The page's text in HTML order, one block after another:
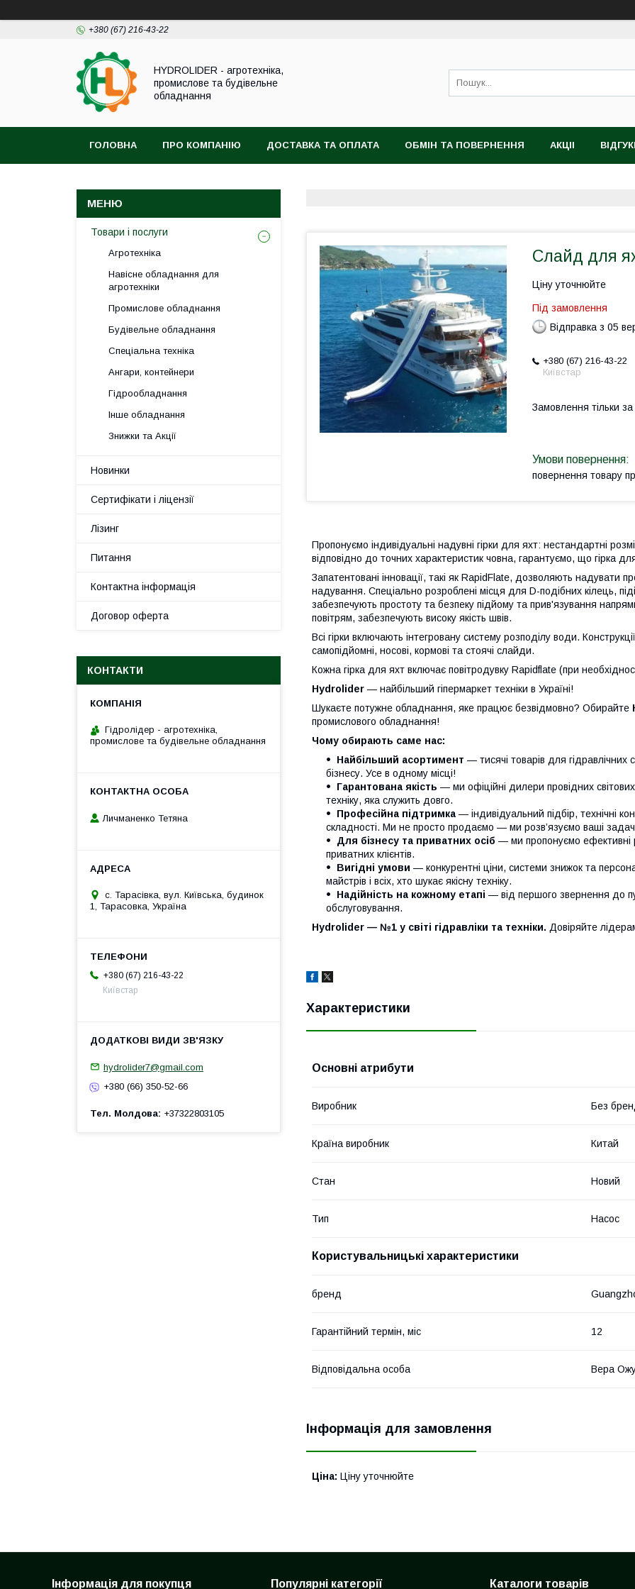
+380 (67) 216-43-22
HYDROLIDER - агротехніка,
промислове та будівельне
обладнання
ГОЛОВНА ПРО КОМПАНІЮ ДОСТАВКА ТА ОПЛАТА ОБМІН ТА ПОВЕРНЕННЯ АКЦІІ
Слайд для
Ціну уточнюйте
Під замовлення
Відправка з 05
+380 (67) 216-43-22
Київстар
Замовлення тільки
повернення товару
Пропонуємо індивідуальні надувні гірки для яхт: нестандартні
відповідно до точних характеристик човна, гарантуємо, що гірка
Запатентовані інновації, такі як RapidFlate, дозволяють надувати
надування. Спеціально розроблені місця для D-подібних кілець,
забезпечують простоту та безпеку підйому та прив'язування
повітрям, забезпечують високу якість швів.
Всі гірки включають інтегровану систему розподілу води.
самопідйомні, носові, кормові та стоячі слайди.
Кожна гірка для яхт включає повітродувку Rapidflate (при
Hydrolider — найбільший гіпермаркет техніки в Україні!
Шукаєте потужне обладнання, яке працює безвідмовно? Обирайте
промислового обладнання!
Чому обирають саме нас:
Найбільший асортимент — тисячі товарів для гідравлічних
бізнесу. Усе в одному місці!
Гарантована якість — ми офіційні дилери провідних
техніку, яка служить довго.
Професійна підтримка — індивідуальний підбір, технічні
складності. Ми не просто продаємо — ми розв’язуємо ваші
Для бізнесу та приватних осіб — ми пропонуємо ефективні
приватних клієнтів.
Вигідні умови — конкурентні ціни, системи знижок та
майстрів і всіх, хто шукає якісну техніку.
Надійність на кожному етапі — від першого звернення до
обслуговування.
Hydrolider — №1 у світі гідравліки та техніки. Довіряйте
Характеристики
Основні атрибути
Виробник Без
Країна виробник Китай
Стан Новий
Тип Насос
Користувальницькі характеристики
бренд
Гарантійний термін, міс 12
Відповідальна особа Вера
Інформація для замовлення
Ціна: Ціну уточнюйте
Товари і послуги
Агротехніка
Навісне обладнання для
агротехніки
Промислове обладнання
Будівельне обладнання
Спеціальна техніка
Ангари, контейнери
Гідрообладнання
Інше обладнання
Знижки та Акції
Новинки
Сертифікати і ліцензії
Лізинг
Питання
Контактна інформація
Договор оферта
КОНТАКТИ
Гідролідер - агротехніка,
промислове та будівельне обладнання
Личманенко Тетяна
с. Тарасівка, вул. Київська, будинок
1, Тарасовка, Україна
+380 (67) 216-43-22
Київстар
hydrolider7@gmail.com
+380 (66) 350-52-66
Тел. Молдова +37322803105
Інформація для покупця Популярні категорії Каталоги товарів